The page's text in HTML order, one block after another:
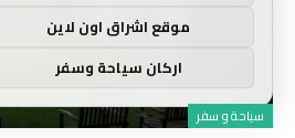
سياحة و سفر
موقع اشراق اون لاين
اركان سياحة وسفر